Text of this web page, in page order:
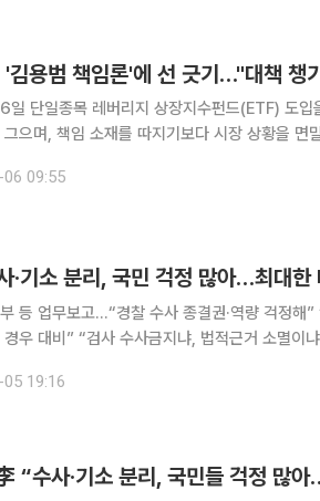
'김용범 책임론'에 선 긋기…"대책 챙
일 단일종목 레버리지 상장지수펀드(ETF) 도입
으며, 책임 소재를 따지기보다 시장 상황을 면
서 "부동산은 물론이고 주식시장 모두 휘발성
09:55
·기소 분리, 국민 걱정 많아…최대한
부 등 업무보고…“경찰 수사 종결권·역량 걱정해
우 대비” “검사 수사금지냐, 법적근거 소멸이
, 나름의 타당성이 있는 걱정을 어떻게 해소할
19:16
“수사·기소 분리, 국민들 걱정 많